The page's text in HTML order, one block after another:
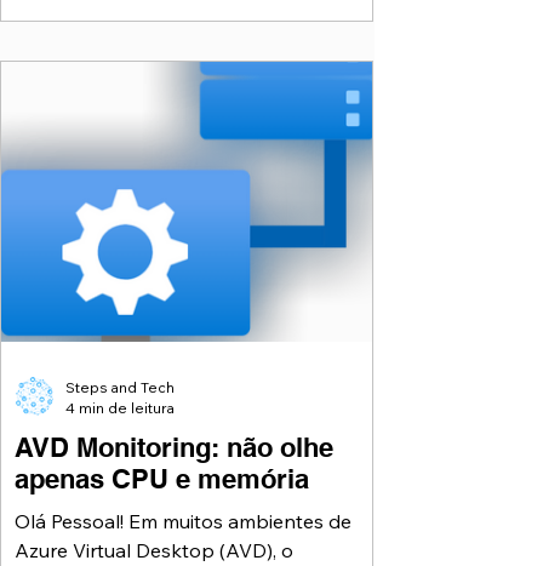
produtividade, quebrar aplicações
legadas ou causar reinícios inesperados
notícia é que o Windows Update for
Business (WUfB), integrado ao Microsoft
Intune, dá controle fino sobre como,
quando e em que ritmo as atualizações
chegam aos seus Cloud PCs. Neste
artigo, vamos mostrar como
AVD Monitoring: não olhe
apenas CPU e memória
Olá Pessoal! Em muitos ambientes de
Azure Virtual Desktop (AVD), o
Steps and Tech
4 min de leitura